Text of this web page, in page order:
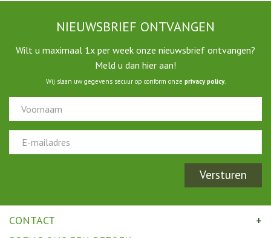
NIEUWSBRIEF ONTVANGEN
Wilt u maximaal 1x per week onze nieuwsbrief ontvangen?
Meld u dan hier aan!
Wij slaan uw gegevens secuur op conform onze privacy policy.
CONTACT